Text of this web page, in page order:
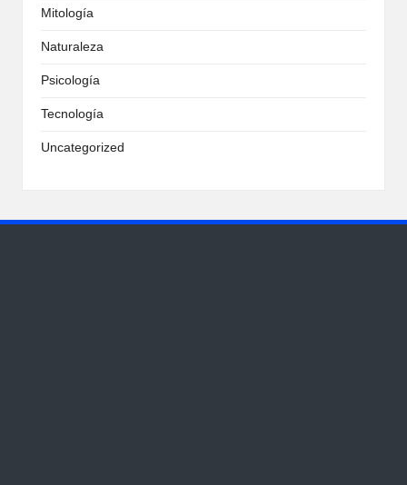
Mitología
Naturaleza
Psicología
Tecnología
Uncategorized